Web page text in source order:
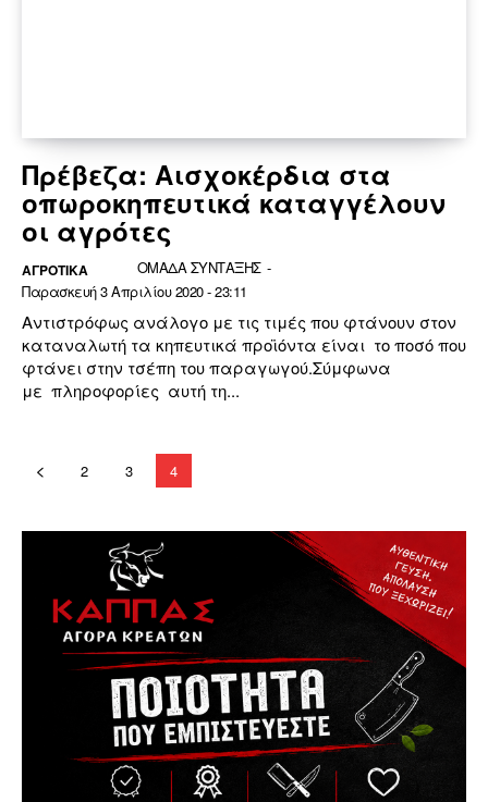
Πρέβεζα: Αισχοκέρδια στα
οπωροκηπευτικά καταγγέλουν
οι αγρότες
ΑΓΡΟΤΙΚΑ ΟΜΑΔΑ ΣΥΝΤΑΞΗΣ -
Παρασκευή 3 Απριλίου 2020 - 23:11
Αντιστρόφως ανάλογο με τις τιμές που φτάνουν στον
καταναλωτή τα κηπευτικά προϊόντα είναι το ποσό που
φτάνει στην τσέπη του παραγωγού.Σύμφωνα
με πληροφορίες αυτή τη...
2 3 4